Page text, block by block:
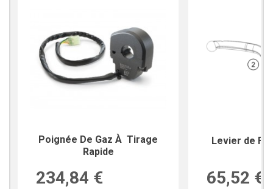
Poignée De Gaz À Tirage
Rapide
234,84 €
Levier de
65,52 €